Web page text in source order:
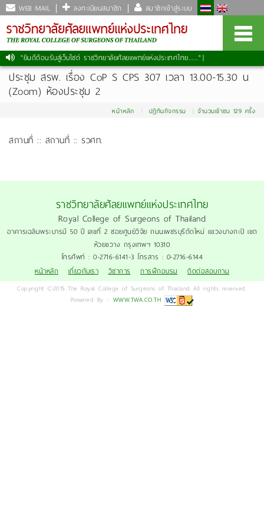
WEB MAIL ลงทะเบียนสมาชิก สมาชิกเข้าสู่ระบบ
"ยินดีต้อนรับสู่เว็บไซต์ ราชวิทยาลัยศัลยแพทย์แห่งประเทศไทย......." |
ประชุม สรพ. เรื่อง CoP S CPS 307 เวลา 13.00-15.30 น
(Zoom) ห้องประชุม 2
หน้าหลัก ปฏิทินกิจกรรม จำนวนเข้าชม 129 ครั้ง
สถานที่ :: สถานที่ :: รวศท.
ราชวิทยาลัยศัลยแพทย์แห่งประเทศไทย
Royal College of Surgeons of Thailand
อาคารเฉลิมพระบารมี 50 ปี เลขที่ 2 ซอยศูนย์วิจัย ถนนเพชรบุรีตัดใหม่ แขวงบางกะปิ เขต
ห้วยขวาง กรุงเทพฯ 10310
โทรศัพท์ : 0-2716-6141-3 โทรสาร : 0-2716-6144
หน้าหลัก
เกี่ยวกับเรา วิชาการ การฝึกอบรม ติดต่อสอบถาม
Copyright ©2015 The Royal College of Surgeons of Thailand All rights reserved.
Powered By :: WWW.TWA.CO.TH